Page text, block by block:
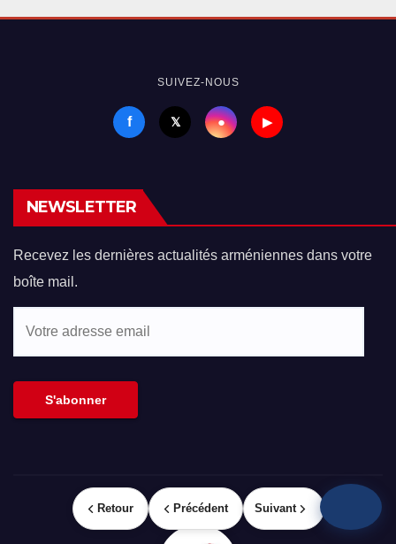
SUIVEZ-NOUS
f 𝕏 ● ▶
NEWSLETTER
Recevez les dernières actualités arméniennes dans votre
boîte mail.
S'abonner
Retour Précédent Suivant